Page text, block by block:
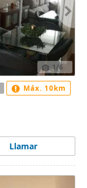
1/6
Llamar
Máx. 10km